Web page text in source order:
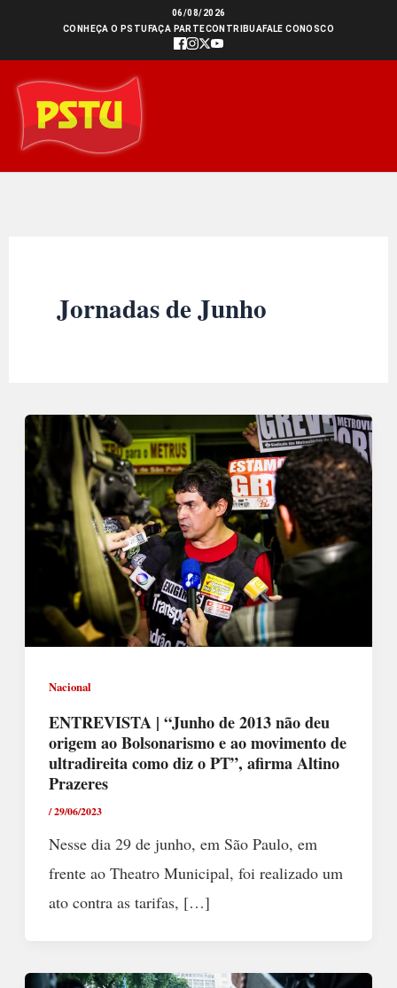
conteúdo
06/08/2026
CONHEÇA O PSTU FAÇA PARTECONTRIBUAFALE CONOSCO
Jornadas de Junho
Nacional
ENTREVISTA | “Junho de 2013 não deu
origem ao Bolsonarismo e ao movimento de
ultradireita como diz o PT”, afirma Altino
Prazeres
/29/06/2023
Nesse dia 29 de junho, em São Paulo, em
frente ao Theatro Municipal, foi realizado um
ato contra as tarifas, […]